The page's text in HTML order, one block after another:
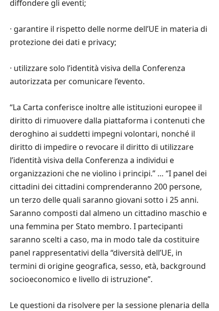
diffondere gli eventi;
· garantire il rispetto delle norme dell’UE in materia di
protezione dei dati e privacy;
· utilizzare solo l’identità visiva della Conferenza
autorizzata per comunicare l’evento.
“La Carta conferisce inoltre alle istituzioni europee il
diritto di rimuovere dalla piattaforma i contenuti che
deroghino ai suddetti impegni volontari, nonché il
diritto di impedire o revocare il diritto di utilizzare
l’identità visiva della Conferenza a individui e
organizzazioni che ne violino i principi.” … “I panel dei
cittadini dei cittadini comprenderanno 200 persone,
un terzo delle quali saranno giovani sotto i 25 anni.
Saranno composti dal almeno un cittadino maschio e
una femmina per Stato membro. I partecipanti
saranno scelti a caso, ma in modo tale da costituire
panel rappresentativi della “diversità dell’UE, in
termini di origine geografica, sesso, età, background
socioeconomico e livello di istruzione”.
Le questioni da risolvere per la sessione plenaria della